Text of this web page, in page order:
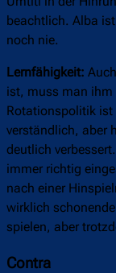
beachtlich. Alba
noch nie.
Lernfähigkeit:
ist, muss man ihm
Rotationspolitik
verständlich, aber
deutlich
immer richtig
nach einer
wirklich
spielen, aber
Contra